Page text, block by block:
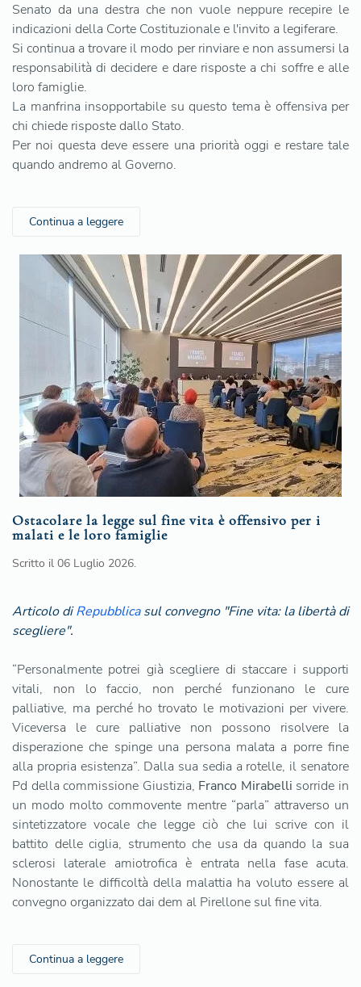
Senato da una destra che non vuole neppure recepire le
indicazioni della Corte Costituzionale e l'invito a legiferare.
Si continua a trovare il modo per rinviare e non assumersi la
responsabilità di decidere e dare risposte a chi soffre e alle
loro famiglie.
La manfrina insopportabile su questo tema è offensiva per
chi chiede risposte dallo Stato.
Per noi questa deve essere una priorità oggi e restare tale
quando andremo al Governo.
Continua a leggere
Ostacolare la legge sul fine vita è offensivo per i
malati e le loro famiglie
Scritto il 06 Luglio 2026.
Articolo diRepubblicasul convegno "Fine vita: la libertà di
scegliere".
“Personalmente potrei già scegliere di staccare i supporti
vitali, non lo faccio, non perché funzionano le cure
palliative, ma perché ho trovato le motivazioni per vivere.
Viceversa le cure palliative non possono risolvere la
disperazione che spinge una persona malata a porre fine
alla propria esistenza”. Dalla sua sedia a rotelle, il senatore
Pd della commissione Giustizia, Franco Mirabelli sorride in
un modo molto commovente mentre “parla” attraverso un
sintetizzatore vocale che legge ciò che lui scrive con il
battito delle ciglia, strumento che usa da quando la sua
sclerosi laterale amiotrofica è entrata nella fase acuta.
Nonostante le difficoltà della malattia ha voluto essere al
convegno organizzato dai dem al Pirellone sul fine vita.
Continua a leggere